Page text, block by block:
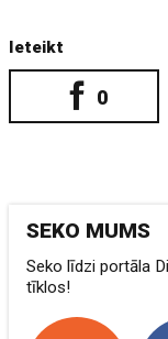
Ieteikt
0
SEKO MUMS
Seko līdzi portāla
tīklos!